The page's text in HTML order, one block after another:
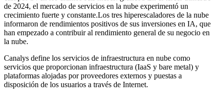
de 2024, el mercado de servicios en la nube experimentó un
crecimiento fuerte y constante.Los tres hiperescaladores de la nube
informaron de rendimientos positivos de sus inversiones en IA, que
han empezado a contribuir al rendimiento general de su negocio en
la nube.
Canalys define los servicios de infraestructura en nube como
servicios que proporcionan infraestructura (IaaS y bare metal) y
plataformas alojadas por proveedores externos y puestas a
disposición de los usuarios a través de Internet.